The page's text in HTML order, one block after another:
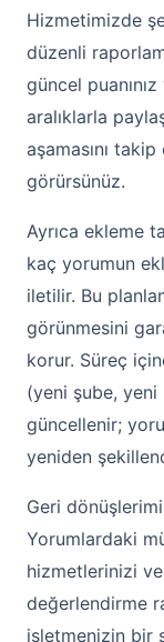
Hizmetimizde
düzenli
güncel
aralıklarla
aşamasını
görürsünüz.
Ayrıca ekleme
kaç yorumun
iletilir. Bu
görünmesini
korur. Süreç
(yeni şube, yeni
güncellenir;
yeniden
Geri
Yorumlardaki
hizmetlerinizi ve
değerlendirme
işletmenizin bir